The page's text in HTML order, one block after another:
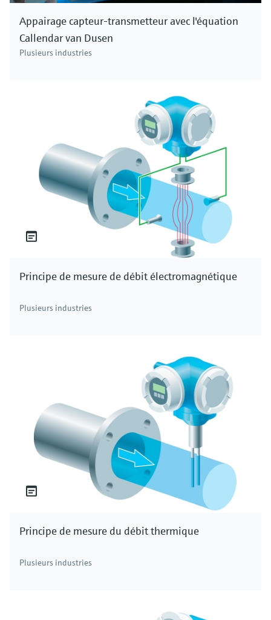
Appairage capteur-transmetteur avec l'équation
Callendar van Dusen
Plusieurs industries
Principe de mesure de débit électromagnétique
Plusieurs industries
Principe de mesure du débit thermique
Plusieurs industries